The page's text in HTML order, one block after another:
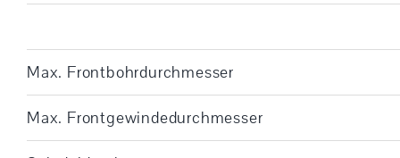
Max. Frontbohrdurchmesser
Max. Frontgewindedurchmesser